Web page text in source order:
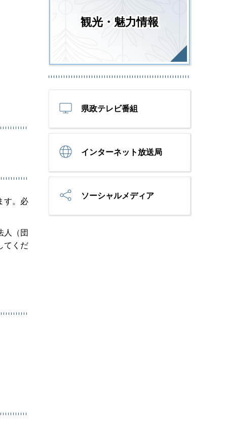
す。必
人（団
てくだ
観光・魅力情報
県政テレビ番組
インターネット放送局
ソーシャルメディア